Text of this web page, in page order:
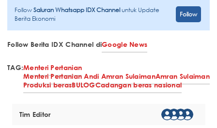
FollowSaluran Whatsapp IDX Channeluntuk Update
Berita Ekonomi
Follow
Follow Berita IDX Channel diGoogle News
TAG:Menteri Pertanian
Menteri Pertanian Andi Amran SulaimanAmran Sulaiman
Produksi berasBULOGCadangan beras nasional
Tim Editor